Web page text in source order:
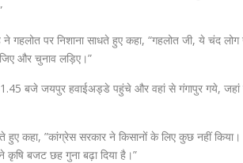
ने गहलोत पर निशाना साधते हुए कहा, “गहलोत जी, ये चंद
और चुनाव लड़िए।”
1.45 बजे जयपुर हवाईअड्डे पहुंचे और वहां से गंगापुर गये, जहां
कहा, ”कांग्रेस सरकार ने किसानों के लिए कुछ नहीं
कृषि बजट छह गुना बढ़ा दिया है।”